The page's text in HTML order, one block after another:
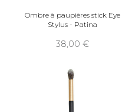
Ombre à paupières stick Eye
Stylus - Patina
38,00